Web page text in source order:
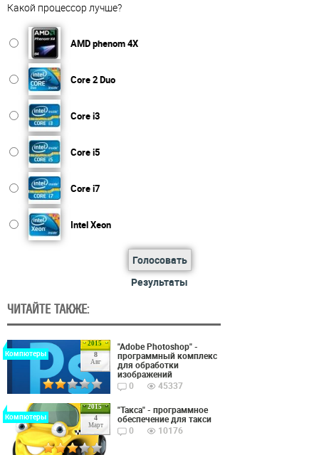
Какой процессор лучше?
AMD phenom 4X
Core 2 Duo
Core i3
Core i5
Core i7
Intel Xeon
Голосовать
Результаты
ЧИТАЙТЕ ТАКЖЕ:
2015
8
Авг
Компютеры
"Adobe Photoshop" -
программный комплекс
для обработки
изображений
0
45337
2015
4
Март
Компютеры
"Такса" - программное
обеспечение для такси
0
10176